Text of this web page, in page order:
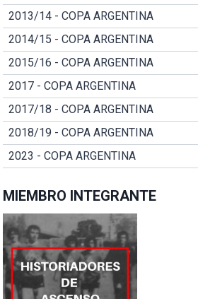
2013/14 - COPA ARGENTINA
2014/15 - COPA ARGENTINA
2015/16 - COPA ARGENTINA
2017 - COPA ARGENTINA
2017/18 - COPA ARGENTINA
2018/19 - COPA ARGENTINA
2023 - COPA ARGENTINA
MIEMBRO INTEGRANTE